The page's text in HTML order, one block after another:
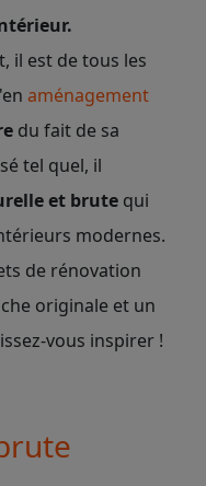
il est de tous les
aménagement
e du fait de sa
tel quel, il
et brute qui
modernes.
de rénovation
originale et un
vous inspirer !